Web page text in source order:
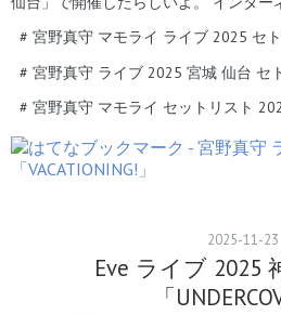
# 宮野真守 マモライ ライブ 2025 セ
# 宮野真守 ライブ 2025 宮城 仙台 セ
# 宮野真守 マモライ セットリスト
2025-11-23
Eve ライブ 2025
「